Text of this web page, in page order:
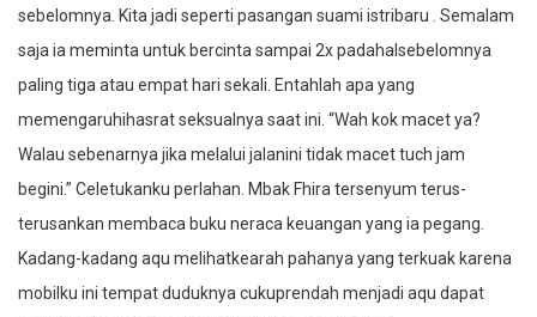
sebelomnya. Kita jadi seperti pasangan suami istribaru . Semalam
saja ia meminta untuk bercinta sampai 2x padahalsebelomnya
paling tiga atau empat hari sekali. Entahlah apa yang
memengaruhihasrat seksualnya saat ini. “Wah kok macet ya?
Walau sebenarnya jika melalui jalanini tidak macet tuch jam
begini.” Celetukanku perlahan. Mbak Fhira tersenyum terus-
terusankan membaca buku neraca keuangan yang ia pegang.
Kadang-kadang aqu melihatkearah pahanya yang terkuak karena
mobilku ini tempat duduknya cukuprendah menjadi aqu dapat